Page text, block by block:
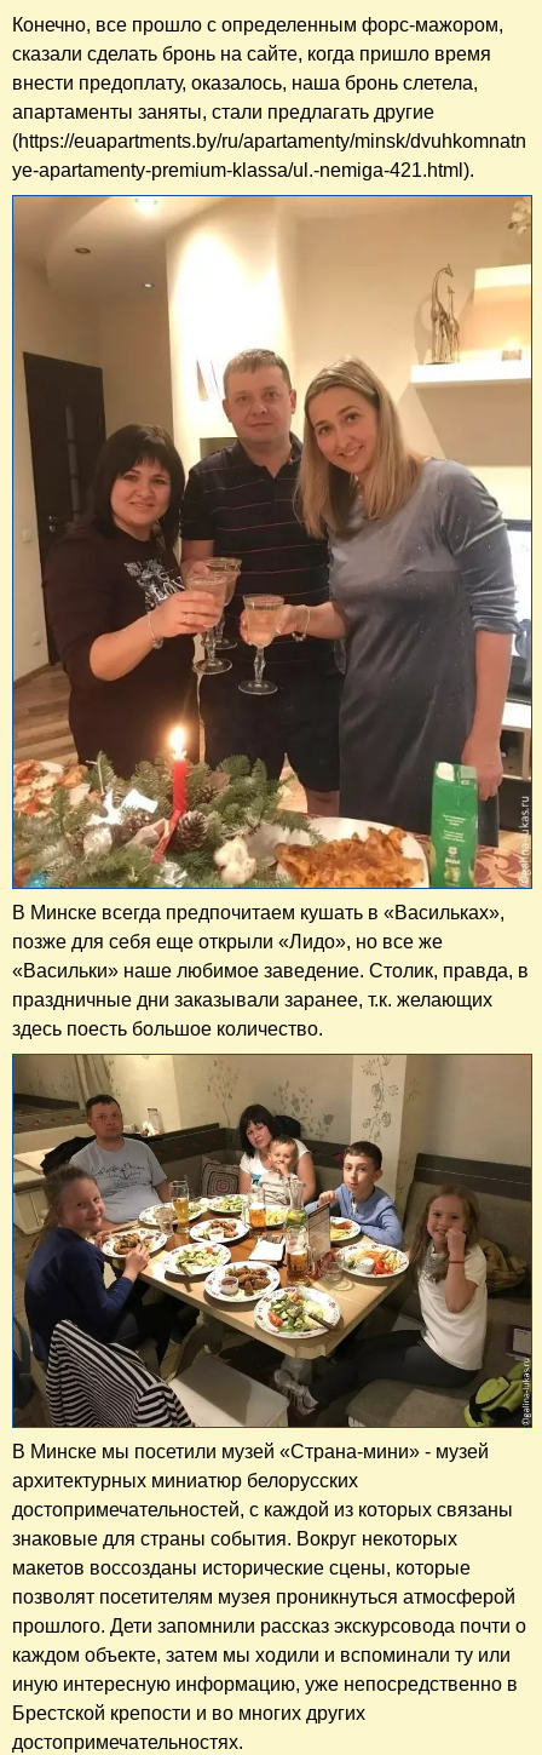
Конечно, все прошло с определенным форс-мажором,
сказали сделать бронь на сайте, когда пришло время
внести предоплату, оказалось, наша бронь слетела,
апартаменты заняты, стали предлагать другие
(https://euapartments.by/ru/apartamenty/minsk/dvuhkomnatn
ye-apartamenty-premium-klassa/ul.-nemiga-421.html).
В Минске всегда предпочитаем кушать в «Васильках»,
позже для себя еще открыли «Лидо», но все же
«Васильки» наше любимое заведение. Столик, правда, в
праздничные дни заказывали заранее, т.к. желающих
здесь поесть большое количество.
В Минске мы посетили музей «Страна-мини» - музей
архитектурных миниатюр белорусских
достопримечательностей, с каждой из которых связаны
знаковые для страны события. Вокруг некоторых
макетов воссозданы исторические сцены, которые
позволят посетителям музея проникнуться атмосферой
прошлого. Дети запомнили рассказ экскурсовода почти о
каждом объекте, затем мы ходили и вспоминали ту или
иную интересную информацию, уже непосредственно в
Брестской крепости и во многих других
достопримечательностях.